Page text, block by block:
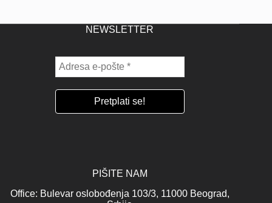
NEWSLETTER
PIŠITE NAM
Office: Bulevar oslobođenja 103/3, 11000 Beograd,